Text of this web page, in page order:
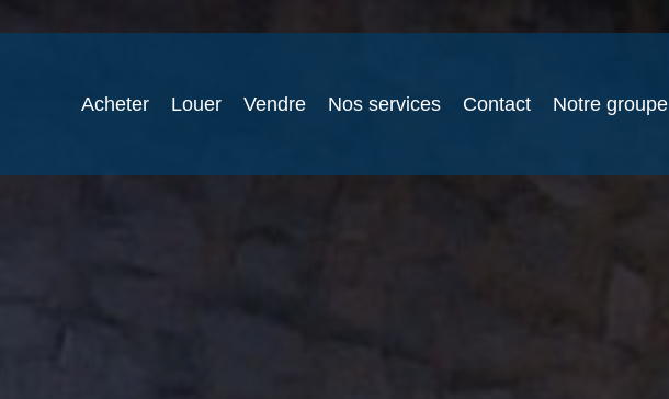
Acheter Louer Vendre Nos services Contact Notre groupe